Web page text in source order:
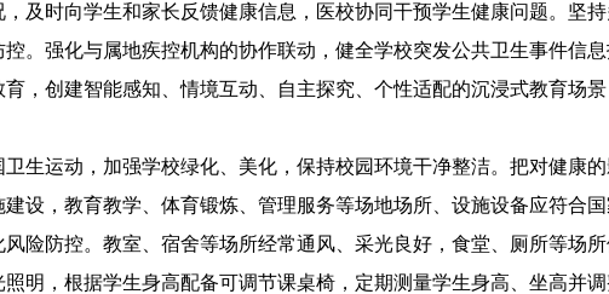
及时向学生和家长反馈健康信息，医校协同干预学生健康问题。坚
。强化与属地疾控机构的协作联动，健全学校突发公共卫生事件信
，创建智能感知、情境互动、自主探究、个性适配的沉浸式教育场景
运动，加强学校绿化、美化，保持校园环境干净整洁。把对健康
设，教育教学、体育锻炼、管理服务等场地场所、设施设备应符合
险防控。教室、宿舍等场所经常通风、采光良好，食堂、厕所等场
明，根据学生身高配备可调节课桌椅，定期测量学生身高、坐高并